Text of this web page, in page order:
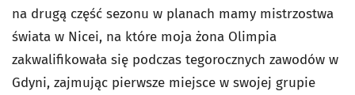
na drugą część sezonu w planach mamy mistrzostwa
świata w Nicei, na które moja żona Olimpia
zakwalifikowała się podczas tegorocznych zawodów w
Gdyni, zajmując pierwsze miejsce w swojej grupie